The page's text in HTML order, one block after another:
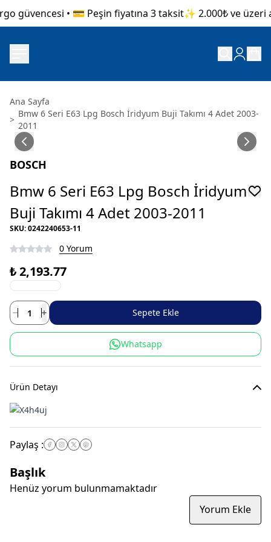
güvencesi • 💳 Peşin fiyatına 3 taksit✨ 2.000₺ ve üzeri
Ana Sayfa
>
Bmw 6 Seri E63 Lpg Bosch İridyum Buji Takımı 4 Adet 2003-
2011
BOSCH
Bmw 6 Seri E63 Lpg Bosch İridyum
Buji Takımı 4 Adet 2003-2011
SKU:0242240653-11
0 Yorum
₺ 2,193.77
Sepete Ekle
Whatsapp
Ürün Detayı
Paylaş :
Başlık
Henüz yorum bulunmamaktadır
Yorum Ekle